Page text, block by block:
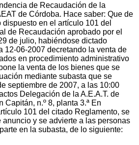
de Recaudación de la
de Córdoba. Hace saber: Que de
en el artículo 101 del
de Recaudación aprobado por el
de julio, habiéndose dictado
12-06-2007 decretando la venta de
en procedimiento administrativo
la venta de los bienes que se
mediante subasta que se
septiembre de 2007, a las 10:00
Delegación de la A.E.A.T. de
Capitán, n.º 8, planta 3.ª En
101 del citado Reglamento, se
anuncio y se advierte a las personas
en la subasta, de lo siguiente: